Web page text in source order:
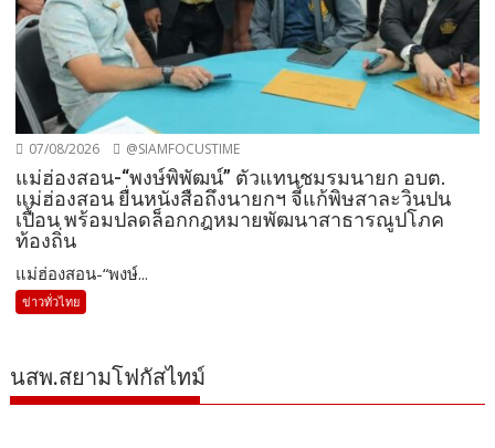
07/08/2026 @SIAMFOCUSTIME
แม่ฮ่องสอน-“พงษ์พิพัฒน์” ตัวแทนชมรมนายก อบต.
แม่ฮ่องสอน ยื่นหนังสือถึงนายกฯ จี้แก้พิษสาละวินปน
เปื้อน พร้อมปลดล็อกกฎหมายพัฒนาสาธารณูปโภค
ท้องถิ่น
แม่ฮ่องสอน-“พงษ์...
ข่าวทั่วไทย
นสพ.สยามโฟกัสไทม์